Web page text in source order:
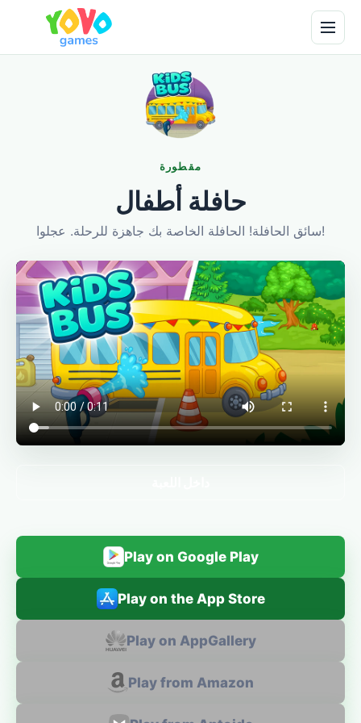
مقطورة
حافلة أطفال
سائق الحافلة! الحافلة الخاصة بك جاهزة للرحلة. عجلوا!
Play on Google Play
Play on the App Store
Play on AppGallery
Play from Amazon